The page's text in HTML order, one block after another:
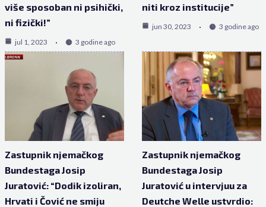
više sposoban ni psihički,
ni fizički!”
jul 1, 2023 3 godine ago
niti kroz institucije”
jun 30, 2023 3 godine ago
Zastupnik njemačkog
Bundestaga Josip
Juratović: “Dodik izoliran,
Hrvati i Čović ne smiju
Zastupnik njemačkog
Bundestaga Josip
Juratović u intervjuu za
Deutche Welle ustvrdio: